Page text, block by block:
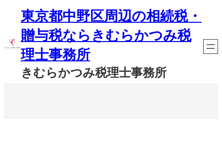
キ
東京都中野区周辺の相続税・
贈与税ならきむらかつみ税
理士事務所
きむらかつみ税理士事務所